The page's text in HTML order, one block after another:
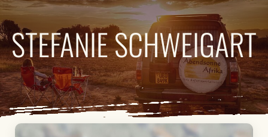
STEFANIE SCHWEIGART